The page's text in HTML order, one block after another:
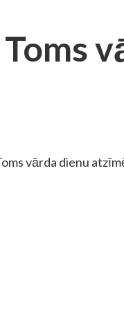
Toms
vārda dienu